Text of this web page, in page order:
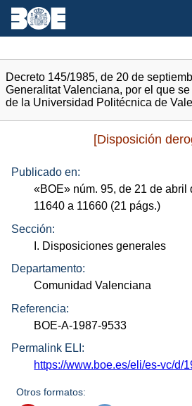
Decreto 145/1985, de 20 de
Generalitat Valenciana, por el que
de la Universidad Politécnica de
[Disposición
Publicado en:
«BOE» núm. 95, de 21 de abril
11640 a 11660 (21 págs.)
Sección:
I. Disposiciones generales
Departamento:
Comunidad Valenciana
Referencia:
BOE-A-1987-9533
Permalink ELI:
https://www.boe.es/eli/es-vc/d/
Otros formatos: